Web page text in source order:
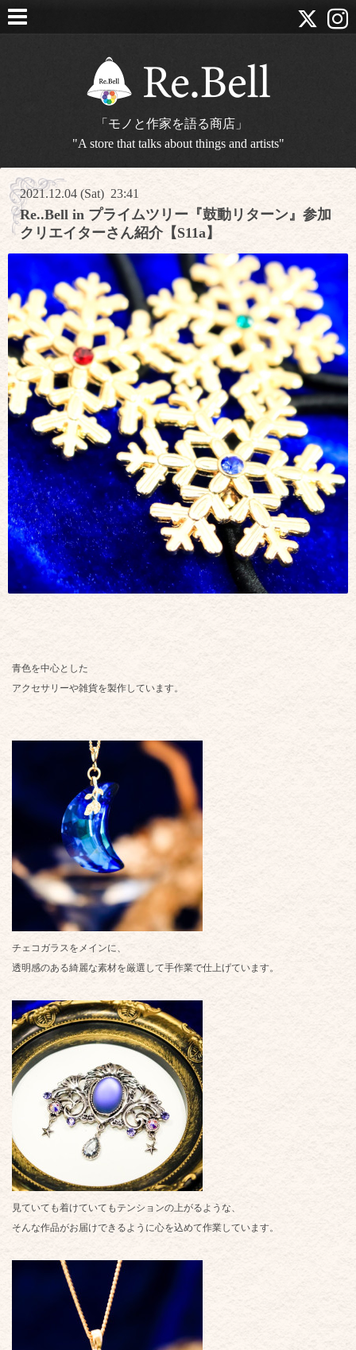
「モノと作家を語る商店」
"A store that talks about things and artists"
2021.12.04 (Sat) 23:41
Re..Bell in プライムツリー『鼓動リターン』参加
クリエイターさん紹介【S11a】
青色を中心とした
アクセサリーや雑貨を製作しています。
チェコガラスをメインに、
透明感のある綺麗な素材を厳選して手作業で仕上げています。
見ていても着けていてもテンションの上がるような、
そんな作品がお届けできるように心を込めて作業しています。